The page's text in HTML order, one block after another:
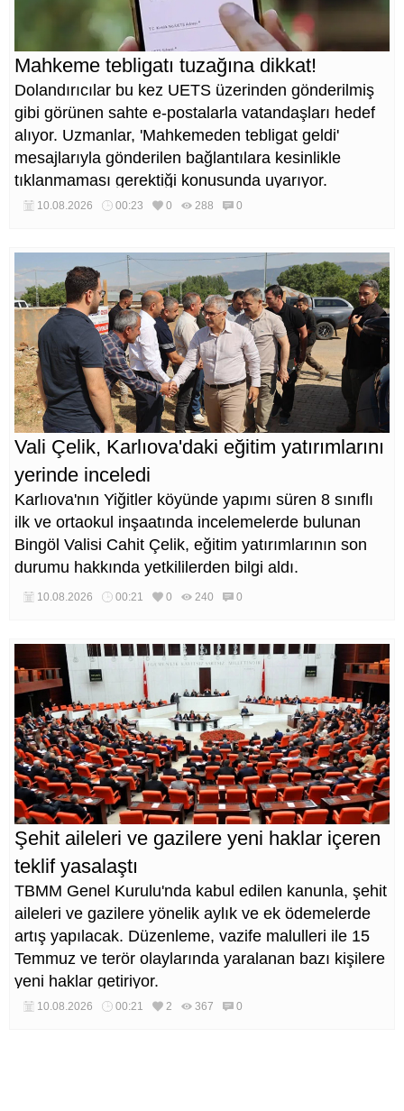
Mahkeme tebligatı tuzağına dikkat!
Dolandırıcılar bu kez UETS üzerinden gönderilmiş
gibi görünen sahte e-postalarla vatandaşları hedef
alıyor. Uzmanlar, 'Mahkemeden tebligat geldi'
mesajlarıyla gönderilen bağlantılara kesinlikle
tıklanmaması gerektiği konusunda uyarıyor.
10.08.2026 00:23 0 288 0
Vali Çelik, Karlıova'daki eğitim yatırımlarını
yerinde inceledi
Karlıova'nın Yiğitler köyünde yapımı süren 8 sınıflı
ilk ve ortaokul inşaatında incelemelerde bulunan
Bingöl Valisi Cahit Çelik, eğitim yatırımlarının son
durumu hakkında yetkililerden bilgi aldı.
10.08.2026 00:21 0 240 0
Şehit aileleri ve gazilere yeni haklar içeren
teklif yasalaştı
TBMM Genel Kurulu'nda kabul edilen kanunla, şehit
aileleri ve gazilere yönelik aylık ve ek ödemelerde
artış yapılacak. Düzenleme, vazife malulleri ile 15
Temmuz ve terör olaylarında yaralanan bazı kişilere
yeni haklar getiriyor.
10.08.2026 00:21 2 367 0